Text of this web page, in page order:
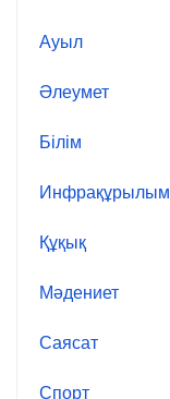
Ауыл
Әлеумет
Білім
Инфрақұрылым
Құқық
Мәдениет
Саясат
Спорт